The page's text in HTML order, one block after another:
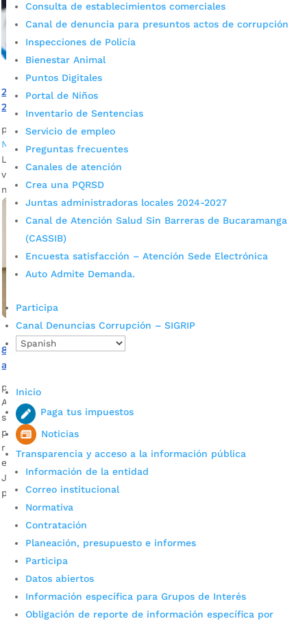
Consulta de establecimientos comerciales
Canal de denuncia para presuntos actos de corrupción
Inspecciones de Policía
Bienestar Animal
Puntos Digitales
Portal de Niños
Inventario de Sentencias
Servicio de empleo
Preguntas frecuentes
Canales de atención
Crea una PQRSD
Juntas administradoras locales 2024-2027
Canal de Atención Salud Sin Barreras de Bucaramanga
(CASSIB)
Encuesta satisfacción – Atención Sede Electrónica
Auto Admite Demanda.
Participa
Canal Denuncias Corrupción – SIGRIP
Inicio
Paga tus impuestos
Noticias
Transparencia y acceso a la información pública
Información de la entidad
Correo institucional
Normativa
Contratación
Planeación, presupuesto e informes
Participa
Datos abiertos
Información específica para Grupos de Interés
Obligación de reporte de información específica por
25 mil adultos mayores recibieron atención integral en
2021
por Joselyn Osorio|Ene 27, 2022
Noticias
La política pública para el disfrute del envejecimiento y
vejez vela por la garantía de atención integral a adultos
mayores de Bucaramanga.
80 personas mayores se beneficiaron de una jornada de
atención integral realizada por la Alcaldía
por Alcaldía de Bucaramanga
Atención médica, físico, psicológica y de belleza fueron los
servicios que recibieron el pasado fin de semana las
personas mayores del Norte de Bucaramanga. La jornada se
realizó bajo los protocolos de bioseguridad establecidos por
el Gobierno Nacional. Descargar audios: María Cristelia
Jaimes, persona mayor / Elibardo Piñérez, coordinador del
programa Adulto Mayor / Fabián […]